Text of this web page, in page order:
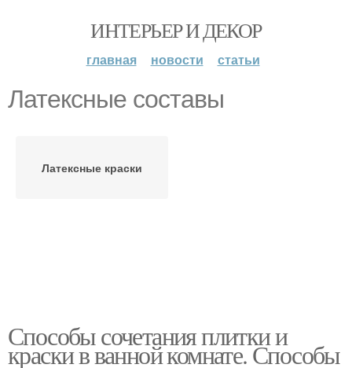
ИНТЕРЬЕР И ДЕКОР
главная новости статьи
Латексные составы
Латексные краски
Способы сочетания плитки и
краски в ванной комнате. Способы